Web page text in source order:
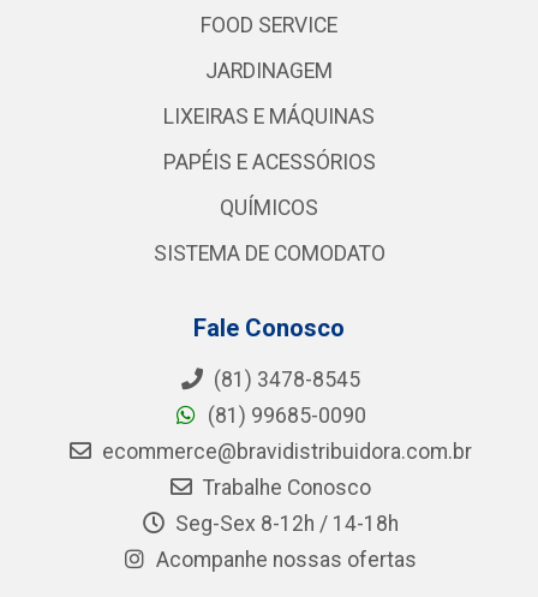
FOOD SERVICE
JARDINAGEM
LIXEIRAS E MÁQUINAS
PAPÉIS E ACESSÓRIOS
QUÍMICOS
SISTEMA DE COMODATO
Fale Conosco
(81) 3478-8545
(81) 99685-0090
ecommerce@bravidistribuidora.com.br
Trabalhe Conosco
Seg-Sex 8-12h / 14-18h
Acompanhe nossas ofertas